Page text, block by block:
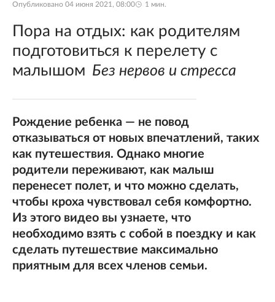
Опубликовано 04 июня 2021, 08:00 1 мин.
Пора на отдых: как родителям
подготовиться к перелету с
малышом Без нервов и стресса
Рождение ребенка — не повод
отказываться от новых впечатлений, таких
как путешествия. Однако многие
родители переживают, как малыш
перенесет полет, и что можно сделать,
чтобы кроха чувствовал себя комфортно.
Из этого видео вы узнаете, что
необходимо взять с собой в поездку и как
сделать путешествие максимально
приятным для всех членов семьи.